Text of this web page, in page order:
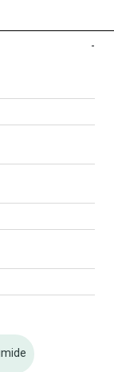
-